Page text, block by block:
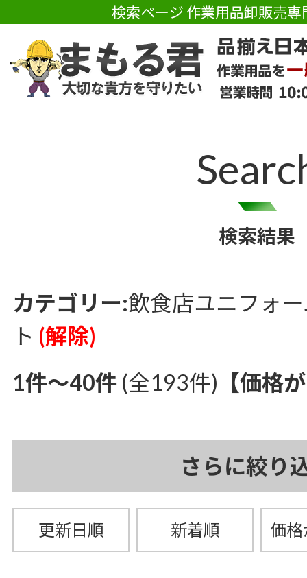
検索ページ 作業用品卸販売
検索結果
カテゴリー:飲食店ユニフォ
ト (解除)
1件～40件 (全193件) 【価格
さらに絞り
更新日順 新着順 価